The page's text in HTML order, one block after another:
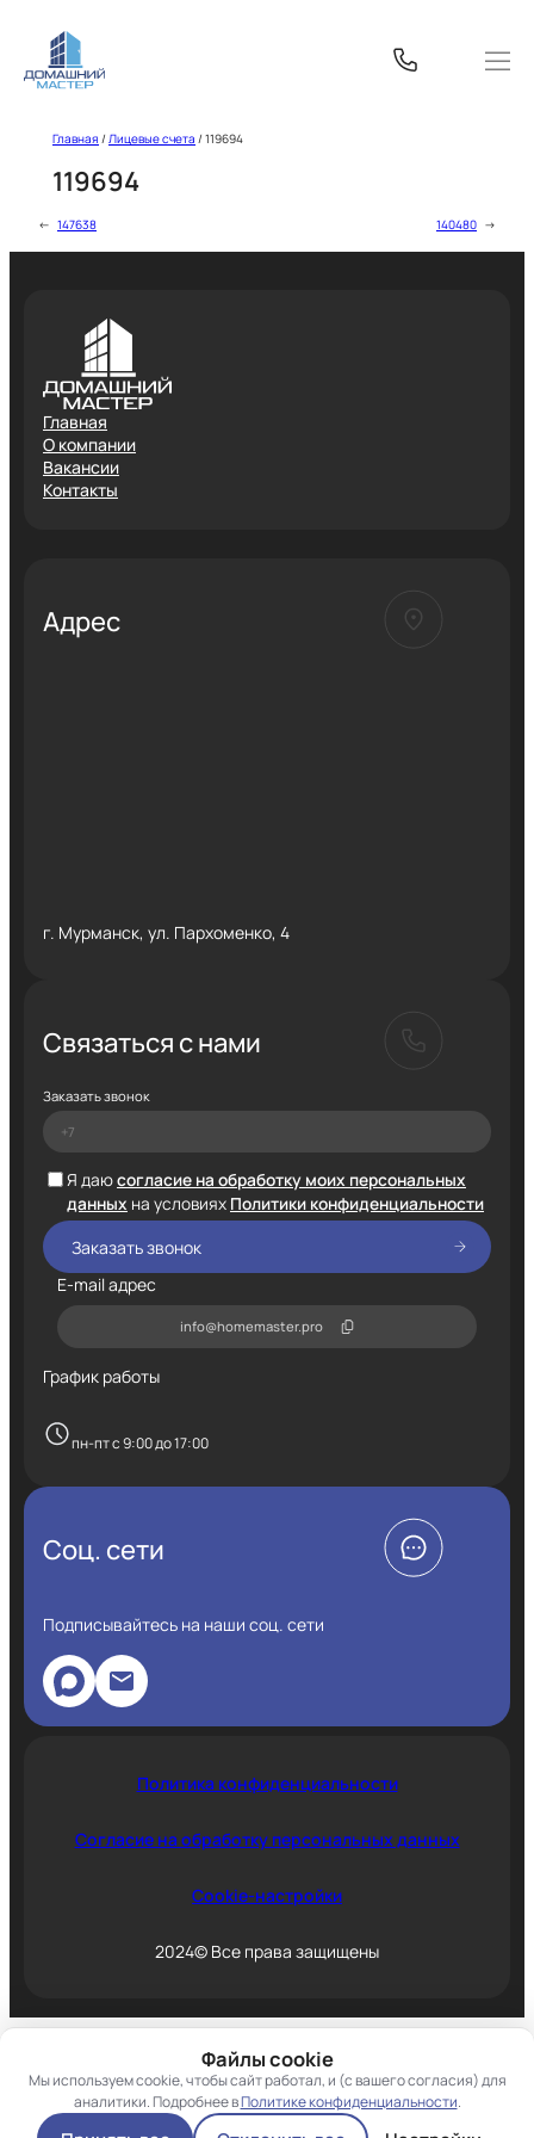
содержимому
Главная / Лицевые счета / 119694
119694
← 147638 140480 →
Главная
О компании
Вакансии
Контакты
Адрес
г. Мурманск, ул. Пархоменко, 4
Связаться с нами
Заказать звонок
Я даюсогласие на обработку моих персональных
данных на условиях Политики конфиденциальности
E-mail адрес
info@homemaster.pro
График работы
пн-пт с 9:00 до 17:00
Соц. сети
Подписывайтесь на наши соц. сети
Политика конфиденциальности
Согласие на обработку персональных данных
Cookie-настройки
2024© Все права защищены
Файлы cookie
Мы используем cookie, чтобы сайт работал, и (с вашего согласия) для
аналитики. Подробнее вПолитике конфиденциальности.